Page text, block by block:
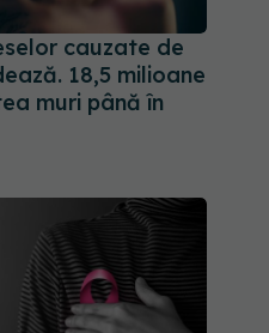
cauzate de
18,5 milioane
muri până în